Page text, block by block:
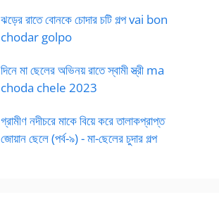
ঝড়ের রাতে বোনকে চোদার চটি গল্প vai bon
chodar golpo
দিনে মা ছেলের অভিনয় রাতে স্বামী স্ত্রী ma
choda chele 2023
গ্রামীণ নদীচরে মাকে বিয়ে করে তালাকপ্রাপ্ত
জোয়ান ছেলে (পর্ব-৯) - মা-ছেলের চুদার গল্প